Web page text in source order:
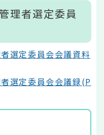
理者選定委員
選定委員会会議資料
選定委員会会議録(P